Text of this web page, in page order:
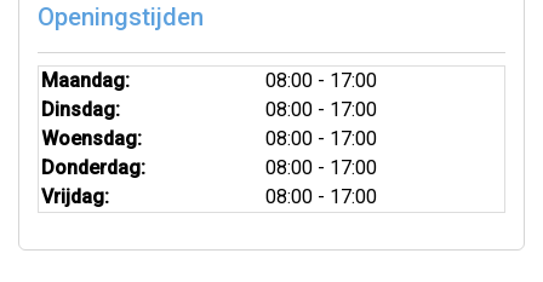
Openingstijden
Maandag:
08:00 - 17:00
Dinsdag:
08:00 - 17:00
Woensdag:
08:00 - 17:00
Donderdag:
08:00 - 17:00
Vrijdag:
08:00 - 17:00